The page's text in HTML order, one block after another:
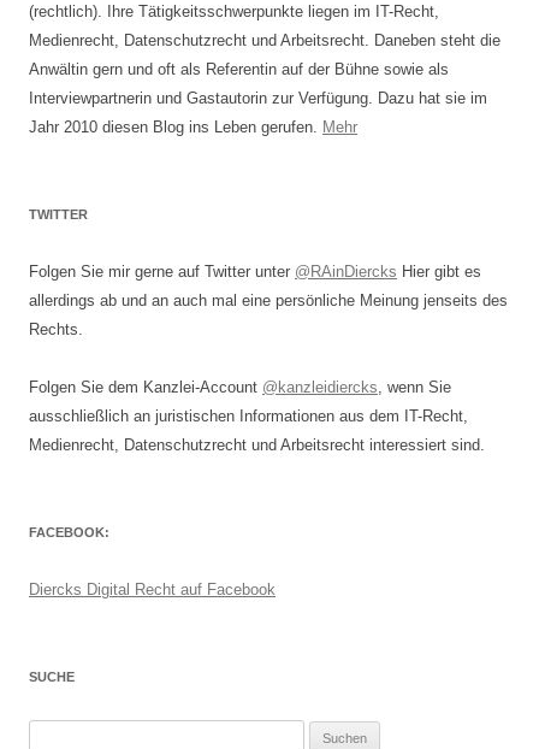
(rechtlich). Ihre Tätigkeitsschwerpunkte liegen im IT-Recht,
Medienrecht, Datenschutzrecht und Arbeitsrecht. Daneben steht die
Anwältin gern und oft als Referentin auf der Bühne sowie als
Interviewpartnerin und Gastautorin zur Verfügung. Dazu hat sie im
Jahr 2010 diesen Blog ins Leben gerufen. Mehr
TWITTER
Folgen Sie mir gerne auf Twitter unter @RAinDiercks Hier gibt es
allerdings ab und an auch mal eine persönliche Meinung jenseits des
Rechts.
Folgen Sie dem Kanzlei-Account @kanzleidiercks, wenn Sie
ausschließlich an juristischen Informationen aus dem IT-Recht,
Medienrecht, Datenschutzrecht und Arbeitsrecht interessiert sind.
FACEBOOK:
Diercks Digital Recht auf Facebook
SUCHE